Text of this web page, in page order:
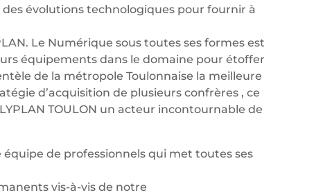
évolutions technologiques pour fournir à
Le Numérique sous toutes ses formes est
équipements dans le domaine pour étoffer
de la métropole Toulonnaise la meilleure
d’acquisition de plusieurs confrères , ce
TOULON un acteur incontournable de
de professionnels qui met toutes ses
vis-à-vis de notre